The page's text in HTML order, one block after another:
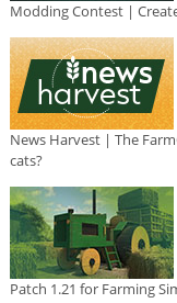
Modding Contest |
News Harvest | The
cats?
Patch 1.21 for Farming